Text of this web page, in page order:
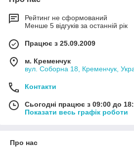
Рейтинг не сформований
Менше 5 відгуків за останній рік
Працює з 25.09.2009
м. Кременчук
вул. Соборна 18, Кременчук,
Контакти
Сьогодні працює з 09:00 до
Показати весь графік роботи
Про нас